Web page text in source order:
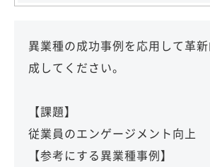
異業種の成功事例を応用して革
成してください。
【課題】
従業員のエンゲージメント向上
【参考にする異業種事例】